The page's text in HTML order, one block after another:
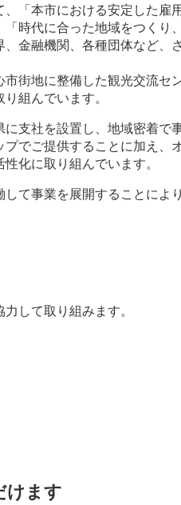
「本市における安定した雇
時代に合った地域をつくり
金融機関、各種団体など、
街地に整備した観光交流セ
組んでいます。
支社を設置し、地域密着で
でご提供することに加え、
化に取り組んでいます。
て事業を展開することによ
して取り組みます。
けます